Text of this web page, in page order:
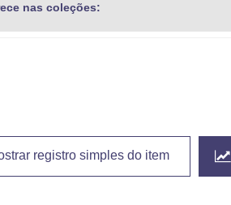
nas coleções:
registro simples do item